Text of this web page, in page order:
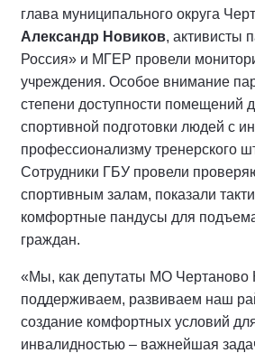
глава муниципального округа
Александр Новиков, активисты
Россия» и МГЕР провели
учреждения. Особое внимание
степени доступности помещений
спортивной подготовки людей с
профессионализму тренерского
Сотрудники ГБУ провели
спортивным залам, показали
комфортные пандусы для
граждан.
«Мы, как депутаты МО
поддерживаем, развиваем наш
создание комфортных условий
инвалидностью – важнейшая